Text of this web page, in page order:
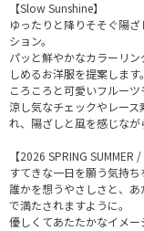
【Slow Sunshine】
ゆったりと降りそそぐ陽
ション。
パッと鮮やかなカラーリ
しめるお洋服を提案します。
ころころと可愛いフルーツ
涼し気なチェックやレー
れ、陽ざしと風を感じなが
【2026 SPRING
すてきな一日を願う気持ち
誰かを想うやさしさと、
で満たされますように。
優しくてあたたかなイメー